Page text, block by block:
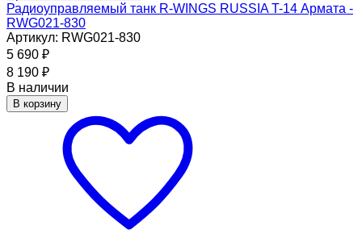
Радиоуправляемый танк R-WINGS RUSSIA T-14 Армата -
RWG021-830
Артикул: RWG021-830
5 690 ₽
8 190 ₽
В наличии
В корзину